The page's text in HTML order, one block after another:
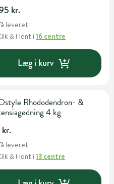
kr.
leveret
& Hent i16 centre
Læg i kurv
Rhododendron- &
4 kg
leveret
& Hent i13 centre